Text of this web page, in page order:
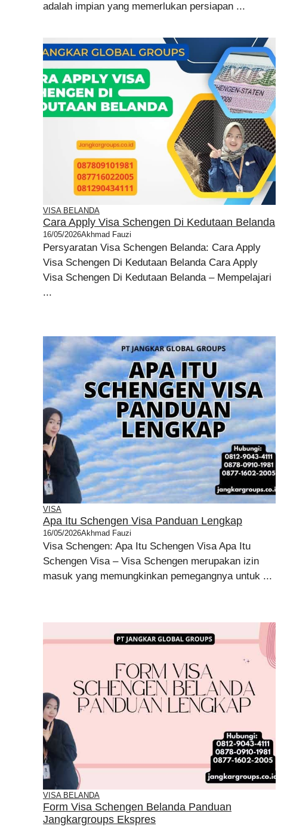
adalah impian yang memerlukan persiapan ...
VISA BELANDA
Cara Apply Visa Schengen Di Kedutaan Belanda
16/05/2026Akhmad Fauzi
Persyaratan Visa Schengen Belanda: Cara Apply
Visa Schengen Di Kedutaan Belanda Cara Apply
Visa Schengen Di Kedutaan Belanda – Mempelajari
...
VISA
Apa Itu Schengen Visa Panduan Lengkap
16/05/2026Akhmad Fauzi
Visa Schengen: Apa Itu Schengen Visa Apa Itu
Schengen Visa – Visa Schengen merupakan izin
masuk yang memungkinkan pemegangnya untuk ...
VISA BELANDA
Form Visa Schengen Belanda Panduan
Jangkargroups Ekspres